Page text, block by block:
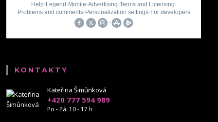
KONTAKTY
Kateřina Šimůnková
+420 777 594 989
Po - Pá: 10 - 17 h